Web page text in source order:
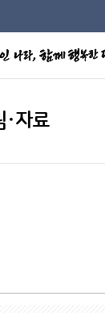
·자료